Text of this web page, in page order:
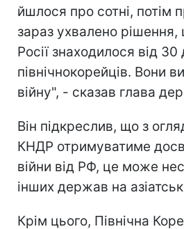
йшлося про сотні, потім
зараз ухвалено рішення,
Росії знаходилося від
північнокорейців. Вони
війну", - сказав глава
Він підкреслив, що з
КНДР отримуватиме
війни від РФ, це може
інших держав на
Крім цього, Північна